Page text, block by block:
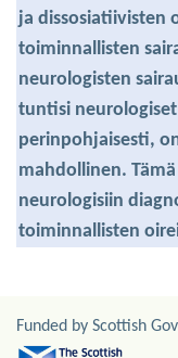
ja dissosiatiivisten
toiminnallisten
neurologisten
tuntisi
perinpohjaisesti,
mahdollinen.
neurologisiin
toiminnallisten
Funded by Scottish